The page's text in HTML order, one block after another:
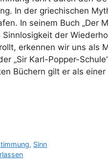
In der griechischen
In seinem Buch „Der
Sinnlosigkeit der
erkennen wir uns als
„Sir Karl-Popper-
Büchern gilt er als
, Sinn